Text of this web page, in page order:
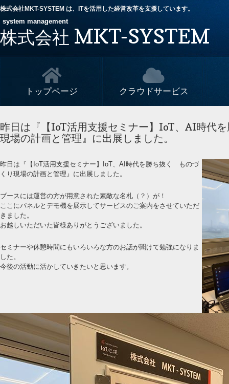
株式会社MKT-SYSTEM は、ITを活用した経営改革を支援しています。
system management
株式会社 MKT-SYSTEM
トップページ クラウドサービス
昨日は『【IoT活用支援セミナー】IoT、AI時代
現場の計画と管理』に出展しました。
昨日は『【IoT活用支援セミナー】IoT、AI時代を勝ち抜く ものづ
くり現場の計画と管理』に出展しました。
ブースには運営の方が用意された素敵な名札（？）が！
ここにパネルとデモ機を展示してサービスのご案内をさせていただ
きました。
お越しいただいた皆様ありがとうございました。
セミナーや休憩時間にもいろいろな方のお話が聞けて勉強になりま
した。
今後の活動に活かしていきたいと思います。